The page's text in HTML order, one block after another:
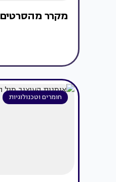
מקרר מהסרטים
חומרים וטכנולוגיות